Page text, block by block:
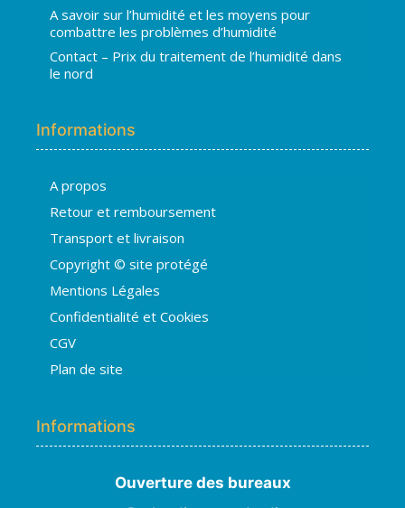
A savoir sur l’humidité et les moyens pour
combattre les problèmes d’humidité
Contact – Prix du traitement de l’humidité dans
le nord
Informations
A propos
Retour et remboursement
Transport et livraison
Copyright © site protégé
Mentions Légales
Confidentialité et Cookies
CGV
Plan de site
Informations
Ouverture des bureaux
En ligne · répond en quelques secondes
H
👋 Bonjour ! Je suis
puis-je vous aider ?
08:37
💬Autre problème